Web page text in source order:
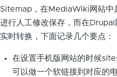
Sitemap，在MediaWiki网站中
进行人工修改保存，而在
实时转换，下面记录几个要点：
在设置手机版网站的时候
可以做一个软链接到对应的